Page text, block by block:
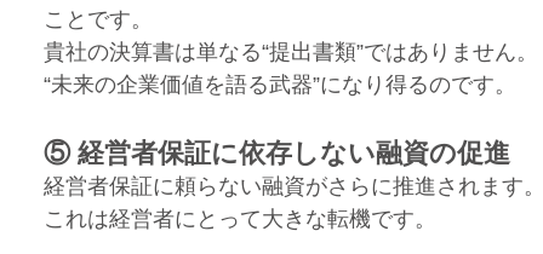
ことです。
貴社の決算書は単なる“提出書類”ではありません。
“未来の企業価値を語る武器”になり得るのです。
⑤ 経営者保証に依存しない融資の促進
経営者保証に頼らない融資がさらに推進されます。
これは経営者にとって大きな転機です。